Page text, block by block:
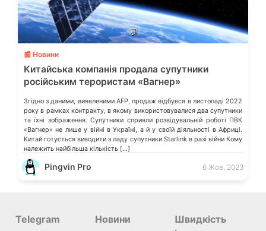
💬
📰 Новини
Китайська компанія продала супутники
російським терористам «Вагнер»
Згідно з даними, виявленими AFP, продаж відбувся в листопаді 2022
року в рамках контракту, в якому використовувалися два супутники
та їхні зображення. Супутники сприяли розвідувальній роботі ПВК
«Вагнер» не лише у війні в Україні, а й у своїй діяльності в Африці.
Китай готується виводити з ладу супутники Starlink в разі війни Кому
належить найбільша кількість […]
Pingvin Pro 6 Жов, 2023
Telegram Новини
Швидкість